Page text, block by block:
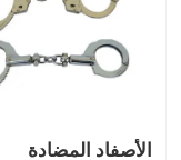
جولة في المصنع
الأصفاد المضادة